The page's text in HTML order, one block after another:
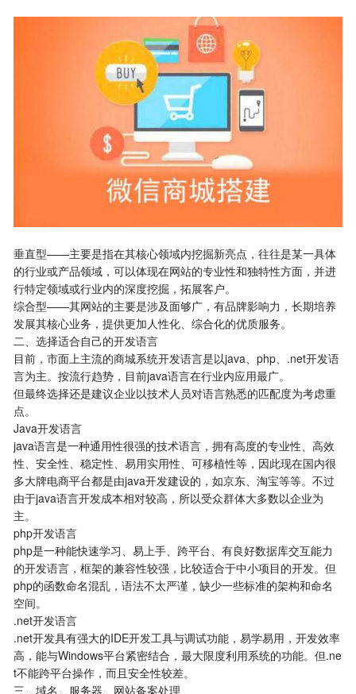
垂直型——主要是指在其核心领域内挖掘新亮点，往往是某一具体
的行业或产品领域，可以体现在网站的专业性和独特性方面，并进
行特定领域或行业内的深度挖掘，拓展客户。
综合型——其网站的主要是涉及面够广，有品牌影响力，长期培养
发展其核心业务，提供更加人性化、综合化的优质服务。
二、选择适合自己的开发语言
目前，市面上主流的商城系统开发语言是以java、php、.net开发语
言为主。按流行趋势，目前java语言在行业内应用最广。
但最终选择还是建议企业以技术人员对语言熟悉的匹配度为考虑重
点。
Java开发语言
java语言是一种通用性很强的技术语言，拥有高度的专业性、高效
性、安全性、稳定性、易用实用性、可移植性等，因此现在国内很
多大牌电商平台都是由java开发建设的，如京东、淘宝等等。不过
由于java语言开发成本相对较高，所以受众群体大多数以企业为
主。
php开发语言
php是一种能快速学习、易上手、跨平台、有良好数据库交互能力
的开发语言，框架的兼容性较强，比较适合于中小项目的开发。但
php的函数命名混乱，语法不太严谨，缺少一些标准的架构和命名
空间。
.net开发语言
.net开发具有强大的IDE开发工具与调试功能，易学易用，开发效率
高，能与Windows平台紧密结合，最大限度利用系统的功能。但.ne
t不能跨平台操作，而且安全性较差。
三、域名、服务器、网站备案处理